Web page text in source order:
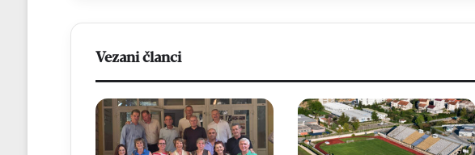
Vezani članci